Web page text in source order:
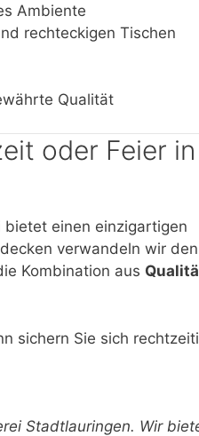
Ambiente
rechteckigen Tischen
Qualität
oder Feier in
bietet einen einzigartigen
verwandeln wir den
Kombination aus
sichern Sie sich
Stadtlauringen. Wir